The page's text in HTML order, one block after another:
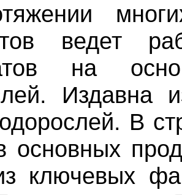
ведет
на
Издавна
В
основных
ключевых